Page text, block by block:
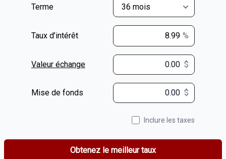
Terme
Taux d’intérêt %
Valeur échange $ $
Mise de fonds $
Inclure les taxes
Obtenez le meilleur taux